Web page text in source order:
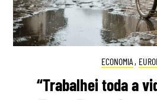
ECONOMIA ,
“Trabalhei toda a